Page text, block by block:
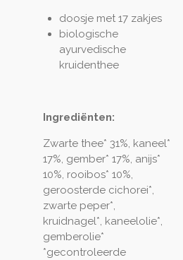
doosje met 17 zakjes
biologische
ayurvedische
kruidenthee
Ingrediënten:
Zwarte thee* 31%, kaneel*
17%, gember* 17%, anijs*
10%, rooibos* 10%,
geroosterde cichorei*,
zwarte peper*,
kruidnagel*, kaneelolie*,
gemberolie*
*gecontroleerde